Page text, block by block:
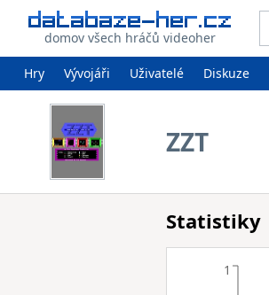
domov všech hráčů videoher
Hry Vývojáři Uživatelé Diskuze
ZZT
Statistiky
1